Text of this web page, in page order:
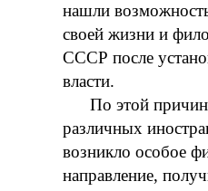
нашли
своей жизни и
СССР после
власти.
По этой
различных
возникло особое
направление,